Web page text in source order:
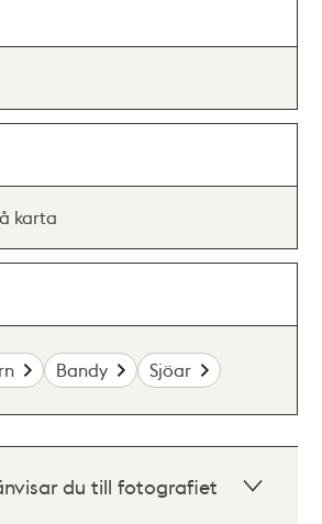
karta
Bandy Sjöar
du till fotografiet